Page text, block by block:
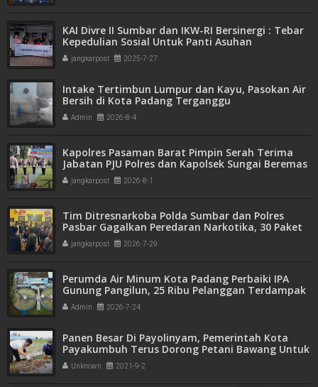
KAI Divre II Sumbar dan IKW-RI Bersinergi : Tebar
Kepedulian Sosial Untuk Panti Asuhan
jangkarpost 2025-7-27
Intake Tertimbun Lumpur dan Kayu, Pasokan Air
Bersih di Kota Padang Terganggu
Admin 2026-8-4
Kapolres Pasaman Barat Pimpin Serah Terima
Jabatan PJU Polres dan Kapolsek Sungai Beremas
jangkarpost 2026-8-1
Tim Ditresnarkoba Polda Sumbar dan Polres
Pasbar Gagalkan Peredaran Narkotika, 30 Paket
Ganja Kering Siap Edar Disita
jangkarpost 2026-7-29
Perumda Air Minum Kota Padang Perbaiki IPA
Gunung Pangilun, 25 Ribu Pelanggan Terdampak
Penyesuaian
Admin 2026-7-24
Panen Besar Di Payolinyam, Pemerintah Kota
Payakumbuh Terus Dorong Petani Bawang Untuk
Produktif
Unknown 2021-9-2